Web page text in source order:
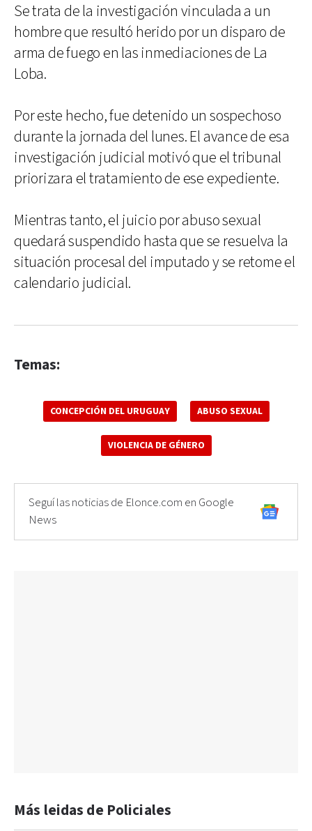
Se trata de la investigación vinculada a un
hombre que resultó herido por un disparo de
arma de fuego en las inmediaciones de La
Loba.
Por este hecho, fue detenido un sospechoso
durante la jornada del lunes. El avance de esa
investigación judicial motivó que el tribunal
priorizara el tratamiento de ese expediente.
Mientras tanto, el juicio por abuso sexual
quedará suspendido hasta que se resuelva la
situación procesal del imputado y se retome el
calendario judicial.
Temas:
CONCEPCIÓN DEL URUGUAY ABUSO SEXUAL
VIOLENCIA DE GÉNERO
Seguí las noticias de Elonce.com en Google
News
Más leidas de Policiales